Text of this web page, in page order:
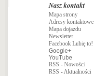
Nasz kontakt
Mapa strony
Adresy kontaktowe
Mapa dojazdu
Newsletter
Facebook Lubię to!
Google+
YouTube
RSS - Nowości
RSS - Aktualności